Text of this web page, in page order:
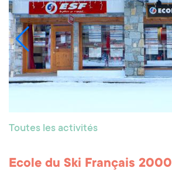
Toutes les activités
Ecole du Ski Français 2000